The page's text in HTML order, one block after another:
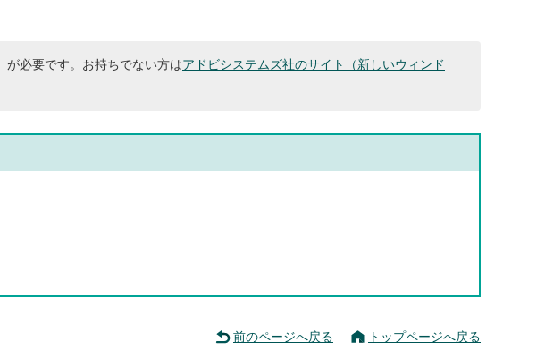
が必要です。お持ちでない方はアドビシステムズ社のサイト（新しいウィンド
前のページへ戻る トップページへ戻る